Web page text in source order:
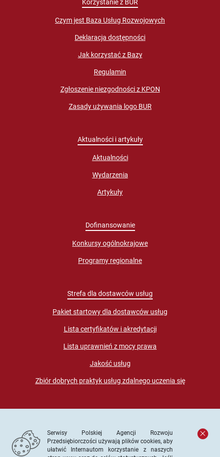
Korzystanie z BUR
Czym jest Baza Usług Rozwojowych
Deklaracja dostępności
Jak korzystać z Bazy
Regulamin
Zgłoszenie niezgodności z KPON
Zasady używania logo BUR
Aktualności i artykuły
Aktualności
Wydarzenia
Artykuły
Dofinansowanie
Konkursy ogólnokrajowe
Programy regionalne
Strefa dla dostawców usług
Pakiet startowy dla dostawców usług
Lista certyfikatów i akredytacji
Lista uprawnień z mocy prawa
Jakość usług
Zbiór dobrych praktyk usług zdalnego uczenia się
Serwisy Polskiej Agencji Rozwoju
Przedsiębiorczości używają plików cookies, aby
ułatwić Internautom korzystanie z naszych